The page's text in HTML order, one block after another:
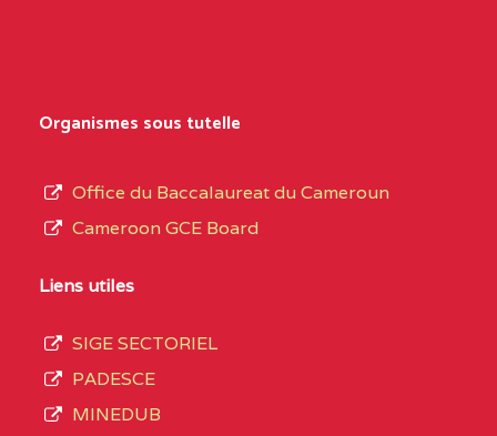
Organismes sous tutelle
Office du Baccalaureat du Cameroun
Cameroon GCE Board
Liens utiles
SIGE SECTORIEL
PADESCE
MINEDUB